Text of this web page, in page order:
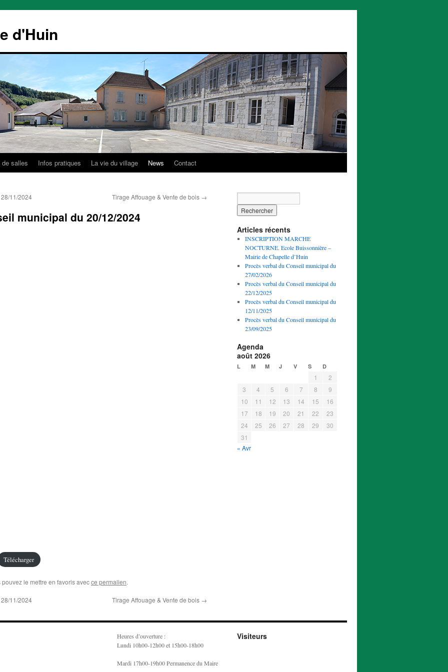
d'Huin
de salles Infos pratiques La vie du village News Contact
11/2024 Tirage Affouage & Vente de bois →
municipal du 20/12/2024
Télécharger
pouvez le mettre en favoris avecce permalien.
11/2024 Tirage Affouage & Vente de bois →
Articles récents
INSCRIPTION MARCHE
NOCTURNE. Ecole Buissonnière –
Mairie de Chapelle d’Huin
Procès verbal du Conseil municipal du
27/02/2026
Procès verbal du Conseil municipal du
22/12/2025
Procès verbal du Conseil municipal du
12/11/2025
Procès verbal du Conseil municipal du
23/09/2025
Agenda
août 2026
L M M J V S D
1
2
3
4 5 6 7 8
9
10
11 12 13 14 15
16
17
18 19 20 21 22
23
24
25 26 27 28 29
30
31
« Avr
Heures d’ouverture :
Lundi 10h00-12h00 et 15h00-18h00
Mardi 17h00-19h00 Permanence du Maire
Visiteurs